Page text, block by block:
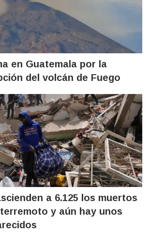
en Guatemala por la
del volcán de Fuego
a 6.125 los muertos
y aún hay unos